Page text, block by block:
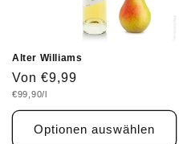
Alter Williams
Normaler
Preis
Von €9,99
Grundpreis
€99,90/l
Optionen auswählen